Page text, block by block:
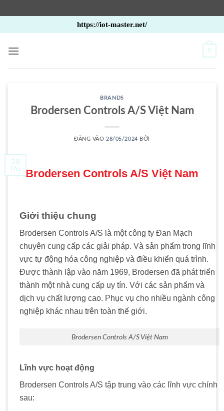
qua
nội
https://iot-master.net/
0
BRANDS
Brodersen Controls A/S Việt Nam
ĐĂNG VÀO 28/05/2024 BỞI
28
Th5 Brodersen Controls A/S Việt Nam
Giới thiệu chung
Brodersen Controls A/S là một công ty Đan Mạch
chuyên cung cấp các giải pháp. Và sản phẩm trong lĩnh
vực tự động hóa công nghiệp và điều khiển quá trình.
Được thành lập vào năm 1969, Brodersen đã phát triển
thành một nhà cung cấp uy tín. Với các sản phẩm và
dịch vụ chất lượng cao. Phục vụ cho nhiều ngành công
nghiệp khác nhau trên toàn thế giới.
Brodersen Controls A/S Việt Nam
Lĩnh vực hoạt động
Brodersen Controls A/S tập trung vào các lĩnh vực chính
sau: